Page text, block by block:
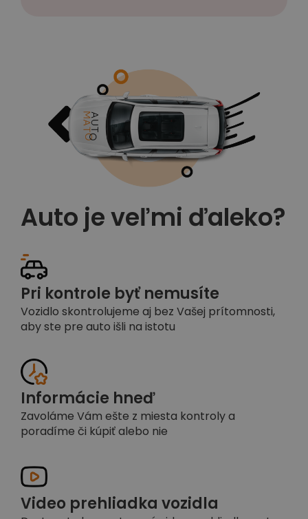
Auto je veľmi ďaleko?
Pri kontrole byť nemusíte
Vozidlo skontrolujeme aj bez Vašej prítomnosti,
aby ste pre auto išli na istotu
Informácie hneď
Zavoláme Vám ešte z miesta kontroly a
poradíme či kúpiť alebo nie
Video prehliadka vozidla